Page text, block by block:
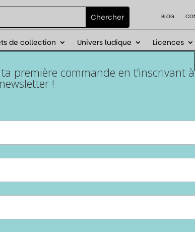
BLOG
de collection Univers ludique Licences
commande avec le code
filaire –
première commande en t’inscrivant à
!